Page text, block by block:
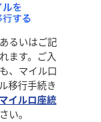
るいはご記
ます。ご入
、マイル口
移行手続き
マイルロ座統
い。